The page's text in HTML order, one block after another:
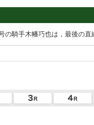
の騎手木幡巧也は，最後の